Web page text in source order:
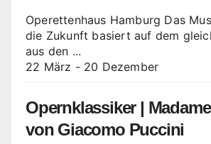
Operettenhaus Hamburg Das
die Zukunft basiert auf dem
aus den ...
22 März - 20 Dezember
Opernklassiker |
von Giacomo Puccini